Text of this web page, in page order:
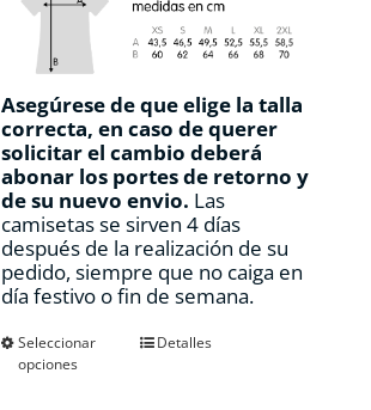
Asegúrese de que elige la talla
correcta, en caso de querer
solicitar el cambio deberá
abonar los portes de retorno y
de su nuevo envio. Las
camisetas se sirven 4 días
después de la realización de su
pedido, siempre que no caiga en
día festivo o fin de semana.
Seleccionar
opciones
EsteDetalles